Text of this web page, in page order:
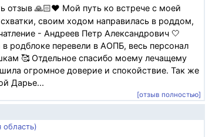
отзыв 🙏🏻❤️ Мой путь ко встрече с моей
своим ходом направилась в роддом,
- Андреев Петр Александрович 🤍
родблоке перевели в АОПБ, весь персонал
🥰 Отдельное спасибо моему лечащему
огромное доверие и спокойствие. Так же
Дарье...
[отзыв полностью]